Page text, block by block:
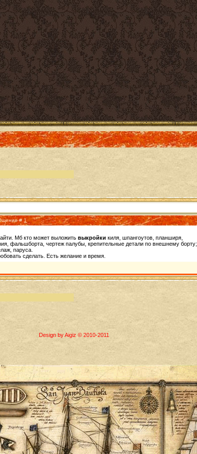
#1
Мб кто может выложитьвыкройки киля, шпангоутов, планширя,
фальшборта, чертеж палубы, крепительные детали по внешнему борту;
паруса.
сделать. Есть желание и время.
Design by Aigiz © 2010-2011